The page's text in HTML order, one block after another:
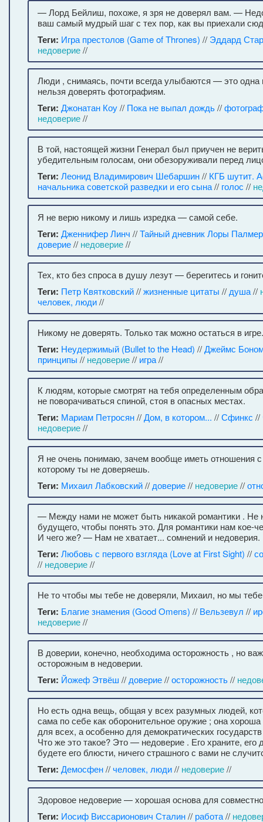
— Лорд Бейлиш, похоже, я зря не доверял вам. —
ваш самый мудрый шаг с тех пор, как вы приехали
Теги: Игра престолов (Game of Thrones) // Эддард
недоверие//
Люди , снимаясь, почти всегда улыбаются — это одна
нельзя доверять фотографиям.
Теги: Джонатан Коу// Пока не выпал дождь//
недоверие//
В той, настоящей жизни Генерал был приучен не
убедительным голосам, они обезоруживали перед
Теги: Леонид Владимирович Шебаршин// КГБ шутит.
начальника советской разведки и его сына// голос //
Я не верю никому и лишь изредка — самой себе.
Теги: Дженнифер Линч //Тайный дневник Лоры Палмер
доверие// недоверие//
Тех, кто без спроса в душу лезут — берегитесь и
Теги: Петр Квятковский//жизненные цитаты // душа//
человек, люди//
Никому не доверять. Только так можно остаться в игре.
Теги: Неудержимый (Bullet to the Head) //Джеймс
принципы // недоверие// игра//
К людям, которые смотрят на тебя определенным
не поворачиваться спиной, стоя в опасных местах.
Теги: Мариам Петросян//Дом, в котором... //Сфинкс //
недоверие//
Я не очень понимаю, зачем вообще иметь отношения
которому ты не доверяешь.
Теги: Михаил Лабковский// доверие// недоверие//
— Между нами не может быть никакой романтики . Не
будущего, чтобы понять это. Для романтики нам кое-
И чего же? — Нам не хватает... сомнений и недоверия.
Теги: Любовь с первого взгляда (Love at First Sight) //
// недоверие//
Не то чтобы мы тебе не доверяли, Михаил, но мы
Теги: Благие знамения (Good Omens) // Вельзевул //
недоверие//
В доверии, конечно, необходима осторожность , но
осторожным в недоверии.
Теги: Йожеф Этвёш // доверие//осторожность//
Но есть одна вещь, общая у всех разумных людей,
сама по себе как оборонительное оружие ; она
для всех, а особенно для демократических
Что же это такое? Это — недоверие . Его храните, его
будете его блюсти, ничего страшного с вами не
Теги: Демосфен//человек, люди// недоверие//
Здоровое недоверие — хорошая основа для
Теги: Иосиф Виссарионович Сталин// работа//